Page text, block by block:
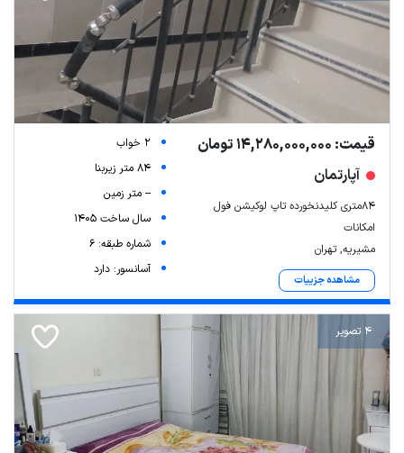
قیمت: 14,280,000,000 تومان
آپارتمان
۸۴متری کلیدنخورده تاپ لوکیشن فول
امکانات
مشیریه, تهران
مشاهده جزییات
2 خواب
84 متر زیربنا
-- متر زمین
سال ساخت 1405
شماره طبقه: 6
آسانسور: دارد
4 تصویر